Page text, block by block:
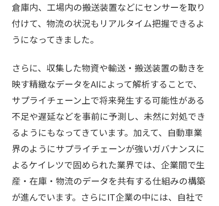
倉庫内、工場内の搬送装置などにセンサーを取り
付けて、物流の状況もリアルタイム把握できるよ
うになってきました。
さらに、収集した物資や輸送・搬送装置の動きを
映す精緻なデータをAIによって解析することで、
サプライチェーン上で将来発生する可能性がある
不足や遅延などを事前に予測し、未然に対処でき
るようにもなってきています。加えて、自動車業
界のようにサプライチェーンが強いガバナンスに
よるケイレツで固められた業界では、企業間で生
産・在庫・物流のデータを共有する仕組みの構築
が進んでいます。さらにIT企業の中には、自社で